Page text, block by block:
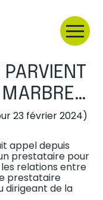
23 février 2024)
appel depuis
prestataire pour
relations entre
prestataire
dirigeant de la